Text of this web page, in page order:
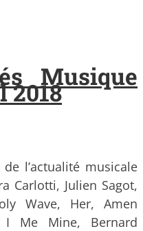
Musique
2018
l’actualité musicale
Carlotti, Julien Sagot,
Wave, Her, Amen
I Me Mine, Bernard